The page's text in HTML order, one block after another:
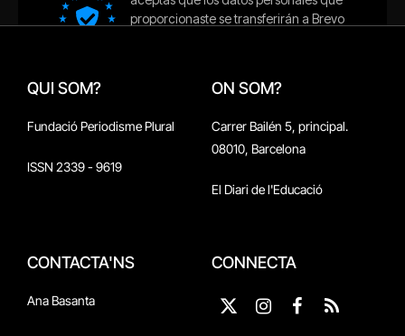
QUI SOM?
Fundació Periodisme Plural
ISSN 2339 - 9619
ON SOM?
Carrer Bailén 5, principal.
08010, Barcelona
El Diari de l'Educació
CONTACTA'NS
Ana Basanta
CONNECTA
X
Instagram
Facebook
RSS